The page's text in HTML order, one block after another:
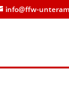
info@ffw-